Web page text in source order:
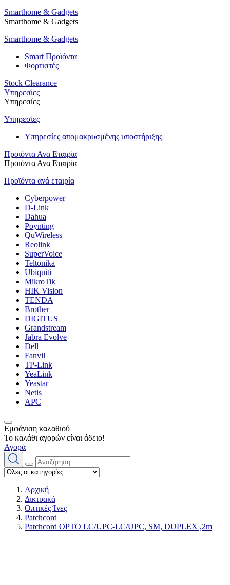
Smarthome & Gadgets
Smarthome & Gadgets
Smarthome & Gadgets
Smart Προϊόντα
Φορτιστές
Stock Clearance
Υπηρεσίες
Υπηρεσίες
Υπηρεσίες
Υπηρεσίες απομακρυσμένης υποστήριξης
Προιόντα Ανα Εταιρία
Προιόντα Ανα Εταιρία
Προϊόντα ανά εταιρία
Cyberpower
D-Link
Dahua
Poynting
QuWireless
Reolink
SuperVoice
Teltonika
Ubiquiti
MikroTik
HIK Vision
TENDA
Brother
DIGITUS
Grandstream
Jabra Evolve
Dell
Fanvil
TP-Link
YeaLink
Yeastar
Netis
APC
Εμφάνιση καλαθιού
Το καλάθι αγορών είναι άδειο!
Αγορά
Αρχική
Δικτυακά
Οπτικές Ίνες
Patchcord
Patchcord OPTO LC/UPC-LC/UPC, SM, DUPLEX ,2m